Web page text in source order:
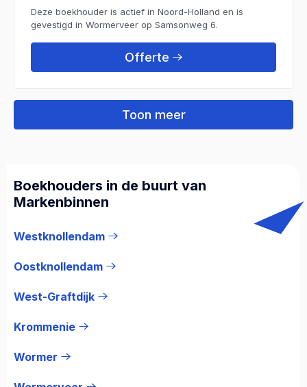
Deze boekhouder is actief in Noord-Holland en is
gevestigd in Wormerveer op Samsonweg 6.
Offerte
Toon meer
Boekhouders in de buurt van
Markenbinnen
Westknollendam
Oostknollendam
West-Graftdijk
Krommenie
Wormer